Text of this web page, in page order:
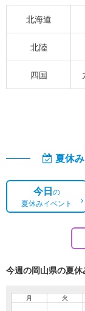
北海道
北陸
四国
夏休
今日の
夏休みイベント
今週の岡山県の夏
月 火